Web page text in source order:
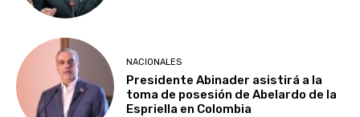
NACIONALES
Presidente Abinader asistirá a la
toma de posesión de Abelardo de la
Espriella en Colombia